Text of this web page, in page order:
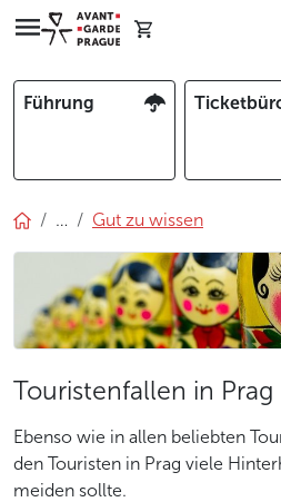
Führung
… Gut zu wissen
Touristenfallen in Prag
Ebenso wie in allen beliebten
den Touristen in Prag viele
meiden sollte.